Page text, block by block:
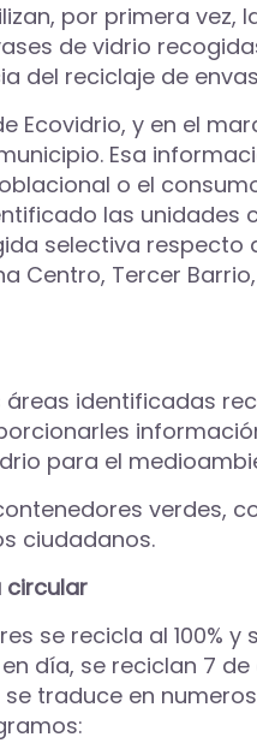
por primera
de vidrio
del reciclaje de
y en el
Esa
o el
las
selectiva
Centro, Tercer
áreas identificadas
para el
ciudadanos.
circular
se recicla al 100%
día, se reciclan 7
traduce en